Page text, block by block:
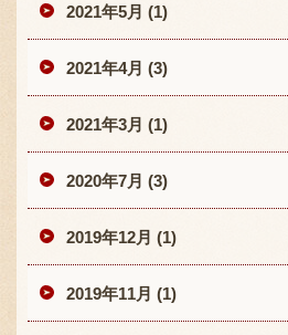
2021年5月 (1)
2021年4月 (3)
2021年3月 (1)
2020年7月 (3)
2019年12月 (1)
2019年11月 (1)